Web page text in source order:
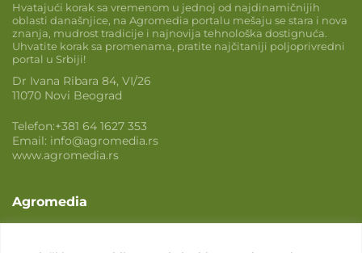
Hvatajući korak sa vremenom u jednoj od najdinamičnijih
oblasti današnjice, na Agromedia portalu mešaju se stara i nova
znanja, mudrost tradicije i najnovija tehnološka dostignuća.
Uhvatite korak sa promenama, pratite najčitaniji poljoprivredni
portal u Srbiji!
Dr Ivana Ribara 84, VI/26
11070 Novi Beograd
Telefon:+381 64 1627 353
Email: info@agromedia.rs
www.agromedia.rs
Agromedia